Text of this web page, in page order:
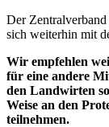
Der
sich weiterhin mit
Wir empfehlen
für eine andere
den Landwirten
Weise an den
teilnehmen.